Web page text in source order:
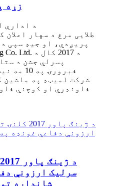
زړه
د ادارې لخوا
پریږدي، او جیډ سپی
پسرلي جشن د
فبرورۍ
شرکت لمیټډ په ماشین
فاونډري او کوچني
سرلیک ارزونې
شانداره